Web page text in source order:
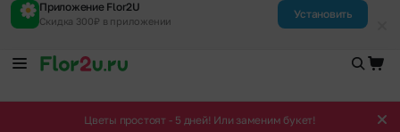
Приложение Flor2U
Скидка 300₽ в приложении
Установить
Цветы простоят - 5 дней! Или заменим букет!